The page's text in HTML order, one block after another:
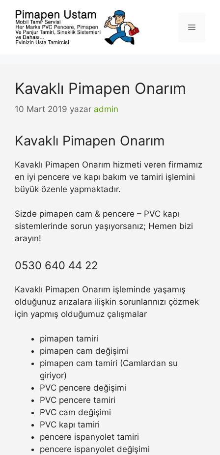
Menü
Kavaklı Pimapen Onarım
10 Mart 2019 yazar admin
Kavaklı Pimapen Onarım
Kavaklı Pimapen Onarım hizmeti veren firmamız
en iyi pencere ve kapı bakım ve tamiri işlemini
büyük özenle yapmaktadır.
Sizde pimapen cam & pencere – PVC kapı
sistemlerinde sorun yaşıyorsanız; Hemen bizi
arayın!
0530 640 44 22
Kavaklı Pimapen Onarım işleminde yaşamış
olduğunuz arızalara ilişkin sorunlarınızı çözmek
için yapmış olduğumuz çalışmalar
pimapen tamiri
pimapen cam değişimi
pimapen cam tamiri (Camlardan su
giriyor)
PVC pencere değişimi
PVC pencere tamiri
PVC cam değişimi
PVC kapı tamiri
pencere ispanyolet tamiri
pencere ispanyolet değişimi